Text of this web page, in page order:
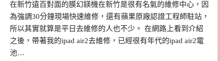
在新竹遠百對面的膜幻鎂機在新竹是很有名氣的維修中心，因
為強調30分鐘現場快速維修，還有蘋果原廠認證工程師駐站，
所以其實就算是平日去維修的人也不少。 在網路上看到介紹
之後，帶著我的ipad air2去維修，已經很有年代的ipad air2電
池…